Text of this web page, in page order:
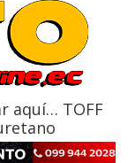
7 provincias en 8
las rutas de La
aquí… TOFF